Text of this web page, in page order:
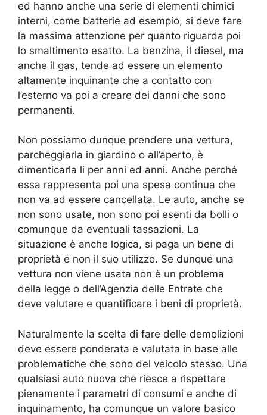
ed hanno anche una serie di elementi chimici
interni, come batterie ad esempio, si deve fare
la massima attenzione per quanto riguarda poi
lo smaltimento esatto. La benzina, il diesel, ma
anche il gas, tende ad essere un elemento
altamente inquinante che a contatto con
l’esterno va poi a creare dei danni che sono
permanenti.
Non possiamo dunque prendere una vettura,
parcheggiarla in giardino o all’aperto, è
dimenticarla li per anni ed anni. Anche perché
essa rappresenta poi una spesa continua che
non va ad essere cancellata. Le auto, anche se
non sono usate, non sono poi esenti da bolli o
comunque da eventuali tassazioni. La
situazione è anche logica, si paga un bene di
proprietà e non il suo utilizzo. Se dunque una
vettura non viene usata non è un problema
della legge o dell’Agenzia delle Entrate che
deve valutare e quantificare i beni di proprietà.
Naturalmente la scelta di fare delle demolizioni
deve essere ponderata e valutata in base alle
problematiche che sono del veicolo stesso. Una
qualsiasi auto nuova che riesce a rispettare
pienamente i parametri di consumi e anche di
inquinamento, ha comunque un valore basico